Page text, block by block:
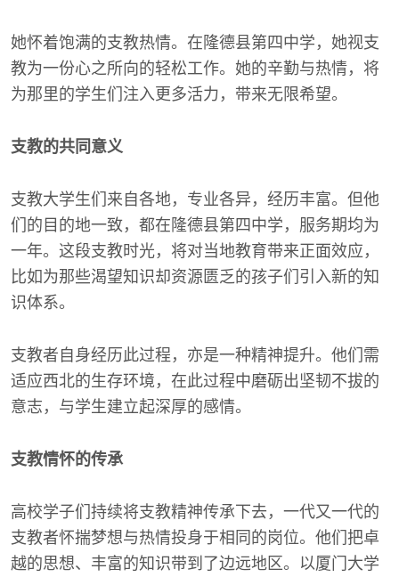
她怀着饱满的支教热情。在隆德县第四中学，她视支
教为一份心之所向的轻松工作。她的辛勤与热情，将
为那里的学生们注入更多活力，带来无限希望。
支教的共同意义
支教大学生们来自各地，专业各异，经历丰富。但他
们的目的地一致，都在隆德县第四中学，服务期均为
一年。这段支教时光，将对当地教育带来正面效应，
比如为那些渴望知识却资源匮乏的孩子们引入新的知
识体系。
支教者自身经历此过程，亦是一种精神提升。他们需
适应西北的生存环境，在此过程中磨砺出坚韧不拔的
意志，与学生建立起深厚的感情。
支教情怀的传承
高校学子们持续将支教精神传承下去，一代又一代的
支教者怀揣梦想与热情投身于相同的岗位。他们把卓
越的思想、丰富的知识带到了边远地区。以厦门大学